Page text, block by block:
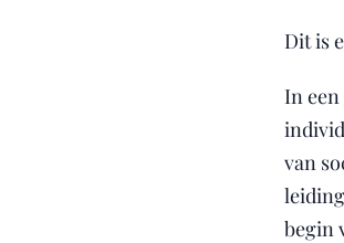
Dit is
In
van
begin